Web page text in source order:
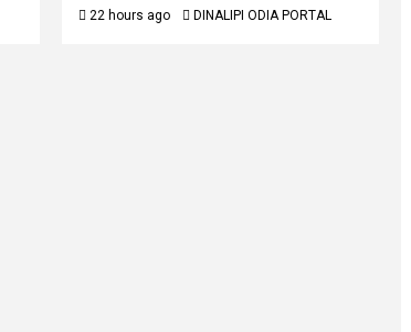
22 hours ago DINALIPI ODIA PORTAL